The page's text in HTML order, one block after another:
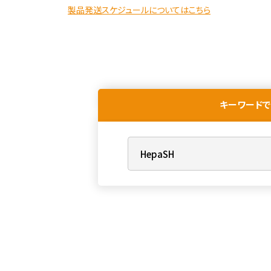
製品発送スケジュールについてはこちら
キーワード